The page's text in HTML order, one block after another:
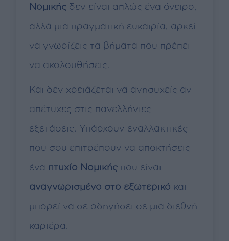
Νομικής δεν είναι απλώς ένα όνειρο,
αλλά μια πραγματική ευκαιρία, αρκεί
να γνωρίζεις τα βήματα που πρέπει
να ακολουθήσεις.
Και δεν χρειάζεται να ανησυχείς αν
απέτυχες στις πανελλήνιες
εξετάσεις. Υπάρχουν εναλλακτικές
που σου επιτρέπουν να αποκτήσεις
ένα πτυχίο Νομικής που είναι
αναγνωρισμένο στο εξωτερικό και
μπορεί να σε οδηγήσει σε μια διεθνή
καριέρα.